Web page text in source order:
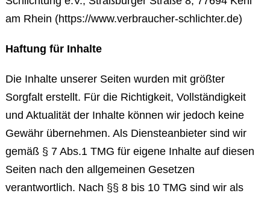
am Rhein (https://www.verbraucher-schlichter.de)
Haftung für Inhalte
Die Inhalte unserer Seiten wurden mit größter
Sorgfalt erstellt. Für die Richtigkeit, Vollständigkeit
und Aktualität der Inhalte können wir jedoch keine
Gewähr übernehmen. Als Diensteanbieter sind wir
gemäß § 7 Abs.1 TMG für eigene Inhalte auf diesen
Seiten nach den allgemeinen Gesetzen
verantwortlich. Nach §§ 8 bis 10 TMG sind wir als